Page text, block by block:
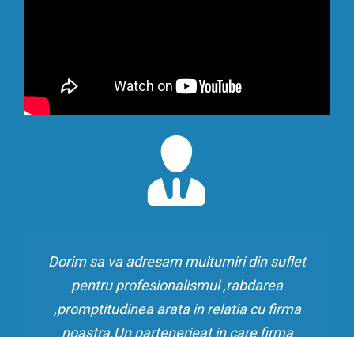
Dorim sa va adresam multumiri din suflet
pentru profesionalismul ,rabdarea
,promptitudinea arata in relatia cu firma
noastra.Un partenerieat in care firma